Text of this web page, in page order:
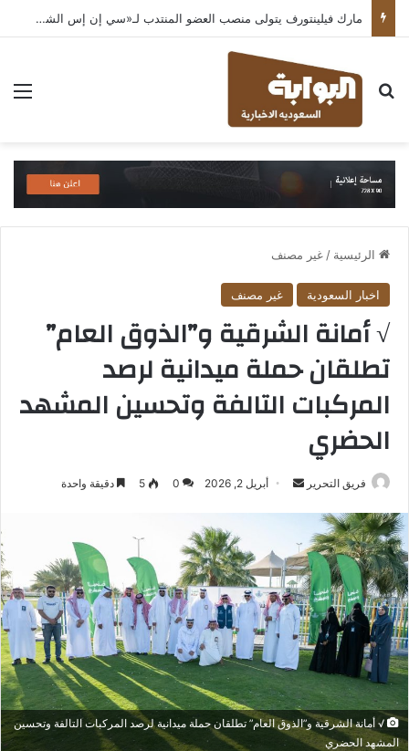
مارك فيلينتورف يتولى منصب العضو المنتدب لـ«سي إن إس الشرق الأوسط» ويشرف على شركات قطاع التكنولوجيا ضمن مجموعة غباش
بحث عن
الرئيسية / غير مصنف
اخبار السعودية غير مصنف
√ أمانة الشرقية و”الذوق العام”
تطلقان حملة ميدانية لرصد
المركبات التالفة وتحسين المشهد
الحضري
فريق التحرير
أرسل أبريل 2, 2026 0
5 دقيقة واحدة
√ أمانة الشرقية و”الذوق العام” تطلقان حملة ميدانية لرصد المركبات التالفة وتحسين
المشهد الحضري